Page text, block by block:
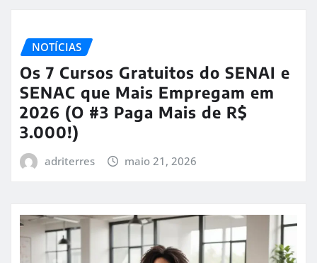
NOTÍCIAS
Os 7 Cursos Gratuitos do SENAI e
SENAC que Mais Empregam em
2026 (O #3 Paga Mais de R$
3.000!)
adriterres maio 21, 2026